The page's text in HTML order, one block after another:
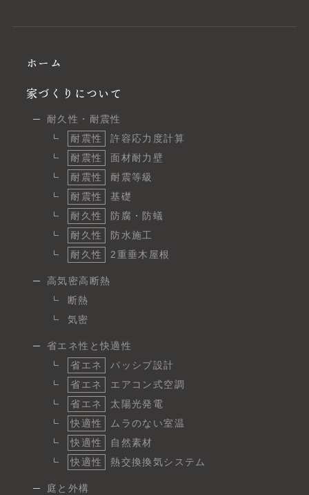
ホーム
家づくりについて
耐久性・耐震性
耐震性
許容応力度計算
耐震性
面材耐力壁
耐震性
耐震等級
耐震性
基礎
耐久性
防腐・防蟻
耐久性
防水施工
耐久性
2重垂木屋根
高気密高断熱
断熱
気密
省エネ性と快適性
省エネ
パッシブ設計
省エネ
エアコン式空調
省エネ
太陽光発電
快適性
ムラのない室温
快適性
自然素材
快適性
熱交換換気システム
庭と外構